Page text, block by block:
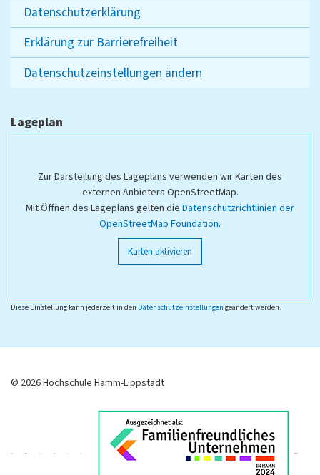
Datenschutzerklärung
Erklärung zur Barrierefreiheit
Datenschutzeinstellungen ändern
Lageplan
Zur Darstellung des Lageplans verwenden wir Karten des
externen Anbieters OpenStreetMap.
Mit Öffnen des Lageplans gelten die Datenschutzrichtlinien der
OpenStreetMap Foundation.
Karten aktivieren
Diese Einstellung kann jederzeit in den Datenschutzeinstellungen geändert werden.
© 2026 Hochschule Hamm-Lippstadt